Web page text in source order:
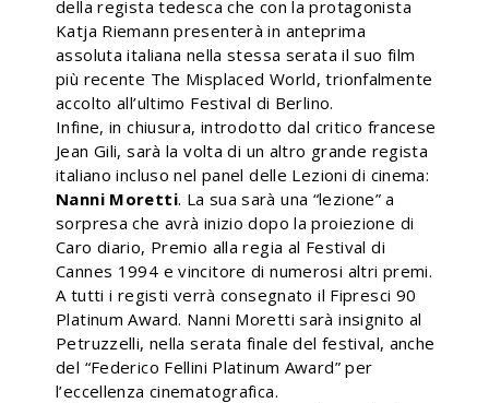
della regista tedesca che con la protagonista
Katja Riemann presenterà in anteprima
assoluta italiana nella stessa serata il suo film
più recente The Misplaced World, trionfalmente
accolto all’ultimo Festival di Berlino.
Infine, in chiusura, introdotto dal critico francese
Jean Gili, sarà la volta di un altro grande regista
italiano incluso nel panel delle Lezioni di cinema:
Nanni Moretti. La sua sarà una “lezione” a
sorpresa che avrà inizio dopo la proiezione di
Caro diario, Premio alla regia al Festival di
Cannes 1994 e vincitore di numerosi altri premi.
A tutti i registi verrà consegnato il Fipresci 90
Platinum Award. Nanni Moretti sarà insignito al
Petruzzelli, nella serata finale del festival, anche
del “Federico Fellini Platinum Award” per
l’eccellenza cinematografica.